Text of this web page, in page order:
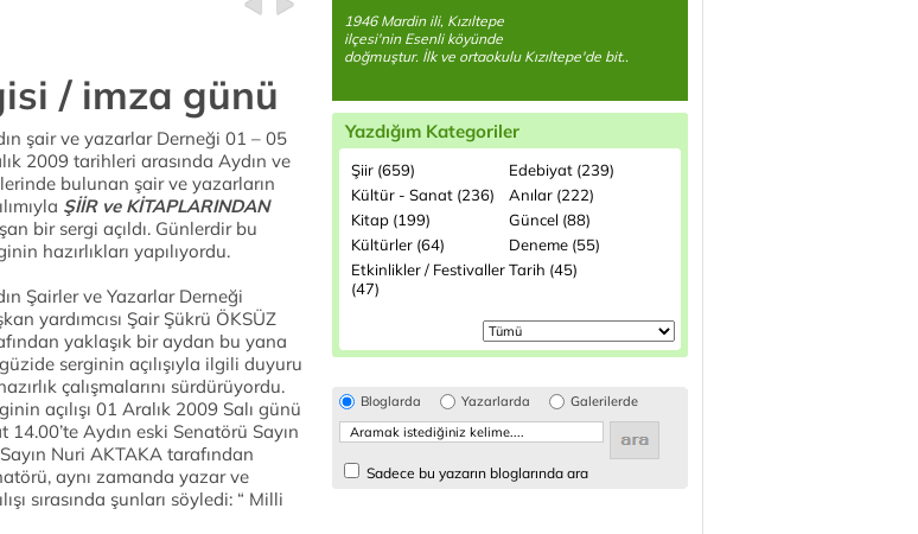
/ imza günü
şair ve yazarlar Derneği 01 – 05
2009 tarihleri arasında Aydın ve
bulunan şair ve yazarların
ŞİİR ve KİTAPLARINDAN
bir sergi açıldı. Günlerdir bu
hazırlıkları yapılıyordu.
Şairler ve Yazarlar Derneği
yardımcısı Şair Şükrü ÖKSÜZ
yaklaşık bir aydan bu yana
serginin açılışıyla ilgili duyuru
çalışmalarını sürdürüyordu.
açılışı 01 Aralık 2009 Salı günü
14.00’te Aydın eski Senatörü Sayın
Nuri AKTAKA tarafından
aynı zamanda yazar ve
sırasında şunları söyledi: “ Milli
1946 Mardin ili, Kızıltepe
ilçesi'nin Esenli köyünde
doğmuştur. İlk ve ortaokulu Kızıltepe'de bit..
Yazdığım Kategoriler
Şiir (659)
Edebiyat (239)
Kültür - Sanat (236)
Anılar (222)
Kitap (199)
Güncel (88)
Kültürler (64)
Deneme (55)
Etkinlikler / Festivaller
(47)
Tarih (45)
Bloglarda Yazarlarda Galerilerde
Sadece bu yazarın bloglarında ara